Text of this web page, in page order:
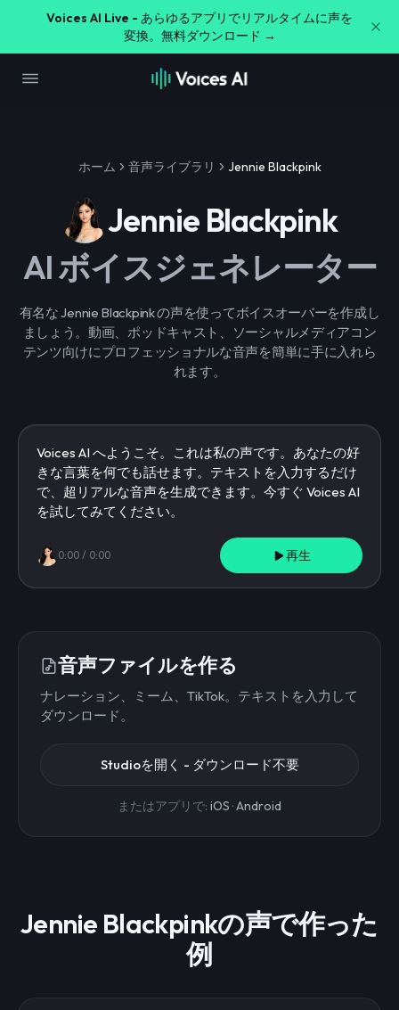
Voices AI Live - あらゆるアプリでリアルタイムに声を
変換。無料ダウンロード →
ホーム 音声ライブラリ Jennie Blackpink
Jennie Blackpink
AI ボイスジェネレーター
有名な Jennie Blackpink の声を使ってボイスオーバーを作成し
ましょう。動画、ポッドキャスト、ソーシャルメディアコン
テンツ向けにプロフェッショナルな音声を簡単に手に入れら
れます。
0:00 / 0:00 再生
音声ファイルを作る
ナレーション、ミーム、TikTok。テキストを入力して
ダウンロード。
Studioを開く - ダウンロード不要
またはアプリで: iOS ·Android
Jennie Blackpinkの声で作った
例